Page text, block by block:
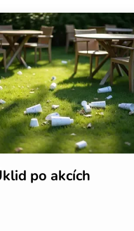
po akcích